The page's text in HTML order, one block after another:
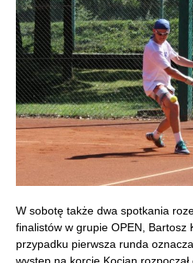
W sobotę także dwa spotkania
finalistów w grupie OPEN, Bartosz
przypadku pierwsza runda